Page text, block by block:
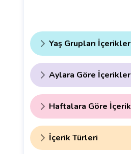
Yaş Grupları İçerikler
Aylara Göre İçerikler
Haftalara Göre
İçerik Türleri